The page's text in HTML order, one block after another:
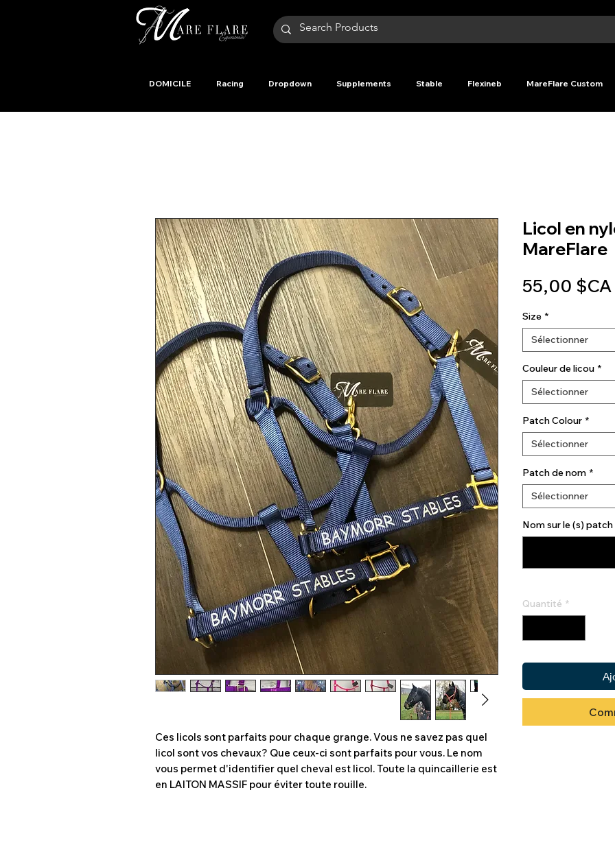
DOMICILE Racing Dropdown Supplements Stable Flexineb MareFlare Custom
Ces licols sont parfaits pour chaque grange. Vous ne savez pas quel
licol sont vos chevaux? Que ceux-ci sont parfaits pour vous. Le nom
vous permet d'identifier quel cheval est licol. Toute la quincaillerie est
en LAITON MASSIF pour éviter toute rouille.
Licol en
MareFlare
55,00 $CA
Size *
Sélectionner
Couleur de licou *
Sélectionner
Patch Colour *
Sélectionner
Patch de nom *
Sélectionner
Nom sur le (s) patch
Quantité *